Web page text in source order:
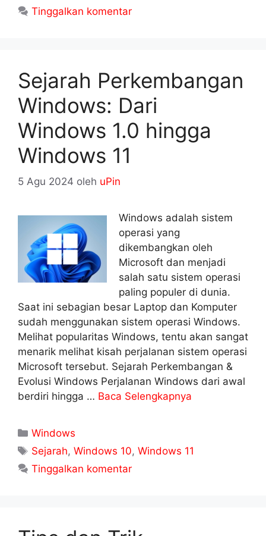
Tinggalkan komentar
Sejarah Perkembangan
Windows: Dari
Windows 1.0 hingga
Windows 11
5 Agu 2024 oleh uPin
Windows adalah sistem
operasi yang
dikembangkan oleh
Microsoft dan menjadi
salah satu sistem operasi
paling populer di dunia.
Saat ini sebagian besar Laptop dan Komputer
sudah menggunakan sistem operasi Windows.
Melihat popularitas Windows, tentu akan sangat
menarik melihat kisah perjalanan sistem operasi
Microsoft tersebut. Sejarah Perkembangan &
Evolusi Windows Perjalanan Windows dari awal
berdiri hingga … Baca Selengkapnya
Kategori
Windows
Tag
Sejarah,Windows 10,Windows 11
Tinggalkan komentar